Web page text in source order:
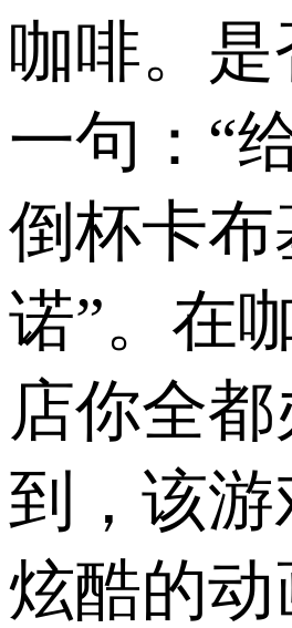
咖啡。
一句：“
倒杯卡布
诺”。在
店你全
到，该游
炫酷的动